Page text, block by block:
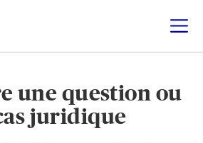
une question ou
juridique